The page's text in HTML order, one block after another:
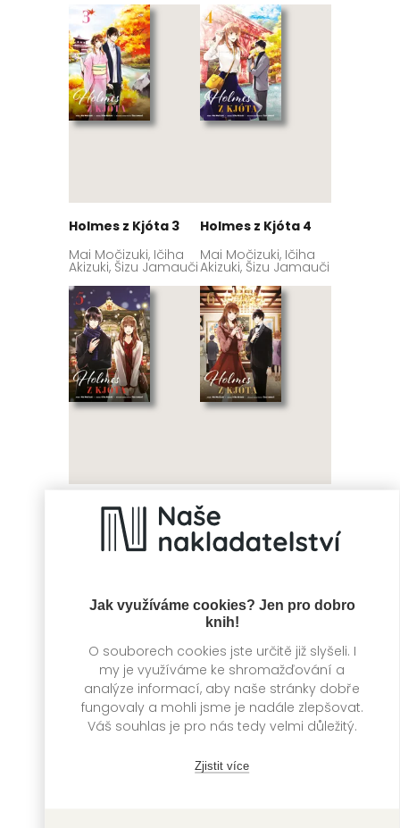
Jak využíváme cookies? Jen pro dobro
knih!
O souborech cookies jste určitě již slyšeli. I
my je využíváme ke shromažďování a
analýze informací, aby naše stránky dobře
fungovaly a mohli jsme je nadále zlepšovat.
Váš souhlas je pro nás tedy velmi důležitý.
Zjistit více
Holmes z Kjóta 3
Mai Močizuki, Ičiha
Akizuki, Šizu Jamauči
Holmes z Kjóta 4
Mai Močizuki, Ičiha
Akizuki, Šizu Jamauči
Holmes z Kjóta 5
Mai Močizuki, Ičiha
Akizuki, Šizu Jamauči
Holmes z Kjóta 6
Mai Močizuki, Ičiha
Akizuki, Šizu Jamauči